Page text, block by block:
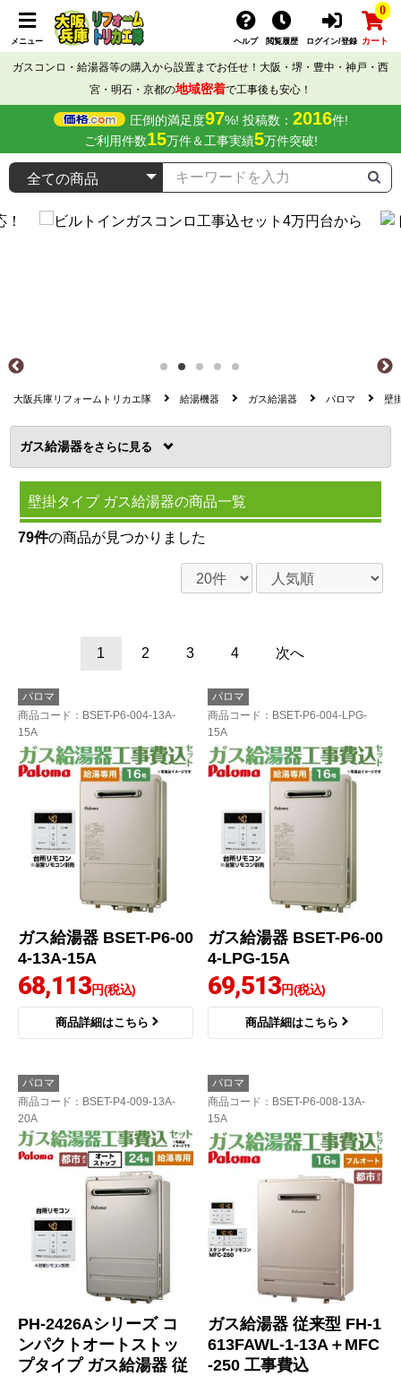
メニュー ヘルプ 閲覧履歴 ログイン/登録
0
カート
ガスコンロ・給湯器等の購入から設置までお任せ！大阪・堺・豊中・神戸・西
宮・明石・京都の地域密着で工事後も安心！
圧倒的満足度97%! 投稿数： 2016件!
ご利用件数15万件＆工事実績5万件突破!
大阪兵庫リフォームトリカエ隊 給湯機器 ガス給湯器 パロマ 壁
ガス給湯器を
壁掛タイプ ガス給湯器の商品一覧
79件の商品が見つかりました
1 2 3 4 次へ
パロマ
商品コード ：BSET-P6-004-13A-
15A
ガス給湯器 BSET-P6-00
4-13A-15A
68,113円(税込)
商品詳細はこちら
パロマ
商品コード ：BSET-P6-004-LPG-
15A
ガス給湯器 BSET-P6-00
4-LPG-15A
69,513円(税込)
商品詳細はこちら
パロマ
商品コード ：BSET-P4-009-13A-
20A
PH-2426Aシリーズ コ
ンパクトオートストッ
プタイプ ガス給湯器 従
パロマ
商品コード ：BSET-P6-008-13A-
15A
ガス給湯器 従来型 FH-1
613FAWL-1-13A＋MFC
-250 工事費込